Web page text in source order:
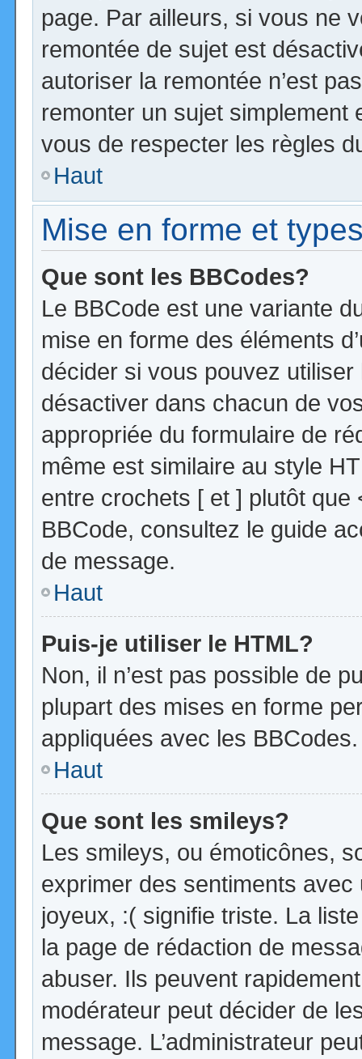
page. Par ailleurs, si vous ne
remontée de sujet est
autoriser la remontée n’est
remonter un sujet
vous de respecter les règles
Haut
Mise en forme et
Que sont les BBCodes?
Le BBCode est une variante
mise en forme des éléments
décider si vous pouvez
désactiver dans chacun de
appropriée du formulaire de
même est similaire au style
entre crochets [ et ] plutôt que
BBCode, consultez le guide
de message.
Haut
Puis-je utiliser le HTML?
Non, il n’est pas possible de
plupart des mises en forme
appliquées avec les BBCodes.
Haut
Que sont les smileys?
Les smileys, ou émoticônes,
exprimer des sentiments
joyeux, :( signifie triste. La
la page de rédaction de
abuser. Ils peuvent
modérateur peut décider de
message. L’administrateur